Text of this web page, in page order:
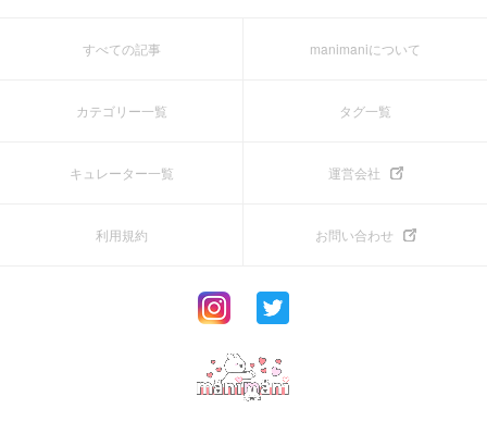
すべての記事 manimaniについて
カテゴリー一覧 タグ一覧
キュレーター一覧 運営会社
利用規約 お問い合わせ